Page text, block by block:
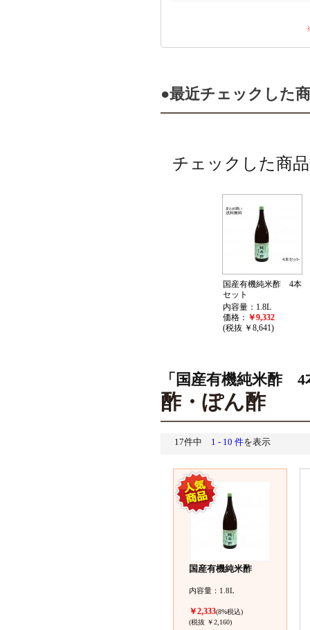
●最近チェックした
チェックした商
国産有機純米酢 4本
セット
内容量：1.8L
価格： ￥9,332
(税抜 ￥8,641)
「国産有機純米酢
酢・ぽん酢
17件中 1 - 10 件を表示
国産有機純米酢
内容量：1.8L
￥2,333(8%税込)
(税抜 ￥2,160)